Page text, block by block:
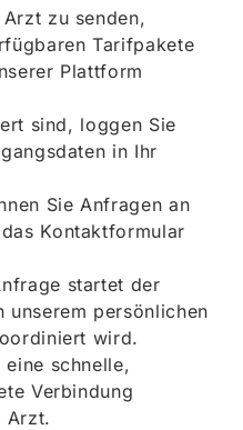
zu senden,
Tarifpakete
Plattform
sind, loggen Sie
in Ihr
Sie Anfragen an
Kontaktformular
startet der
persönlichen
wird.
schnelle,
Verbindung
Arzt.